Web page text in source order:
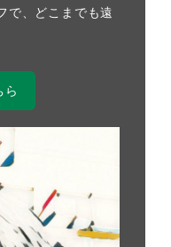
で、どこまでも遠
ら